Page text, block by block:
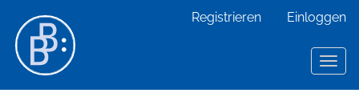
Hauptinhalt
Sidebar
Registrieren Einloggen